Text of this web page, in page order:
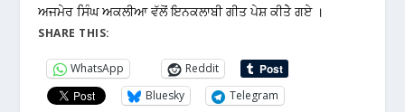
ਅਜਮੇਰ ਸਿੰਘ ਅਕਲੀਆ ਵੱਲੋਂ ਇਨਕਲਾਬੀ ਗੀਤ ਪੇਸ਼ ਕੀਤੇੇ ਗਏ ।
SHARE THIS:
WhatsApp
Reddit
Bluesky
Telegram